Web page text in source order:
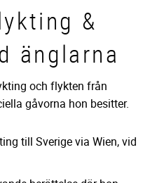
&
änglarna
och flykten från
gåvorna hon besitter.
till Sverige via Wien, vid